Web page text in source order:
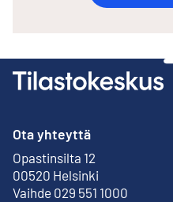
Ota yhteyttä
Opastinsilta 12
00520 Helsinki
Ulkoinen linkki
Vaihde 029 551 1000